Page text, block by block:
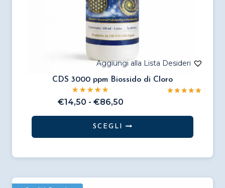
CDS 3000 ppm Biossido di Cloro
€14,50 - €86,50
prezzo:
a
SCEGLI
prodotto
più